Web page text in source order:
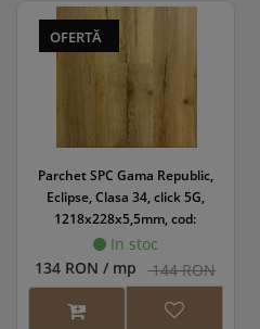
OFERTĂ
Parchet SPC Gama Republic,
Eclipse, Clasa 34, click 5G,
1218x228x5,5mm, cod:
45857/0164
In stoc
134 RON / mp 144 RON